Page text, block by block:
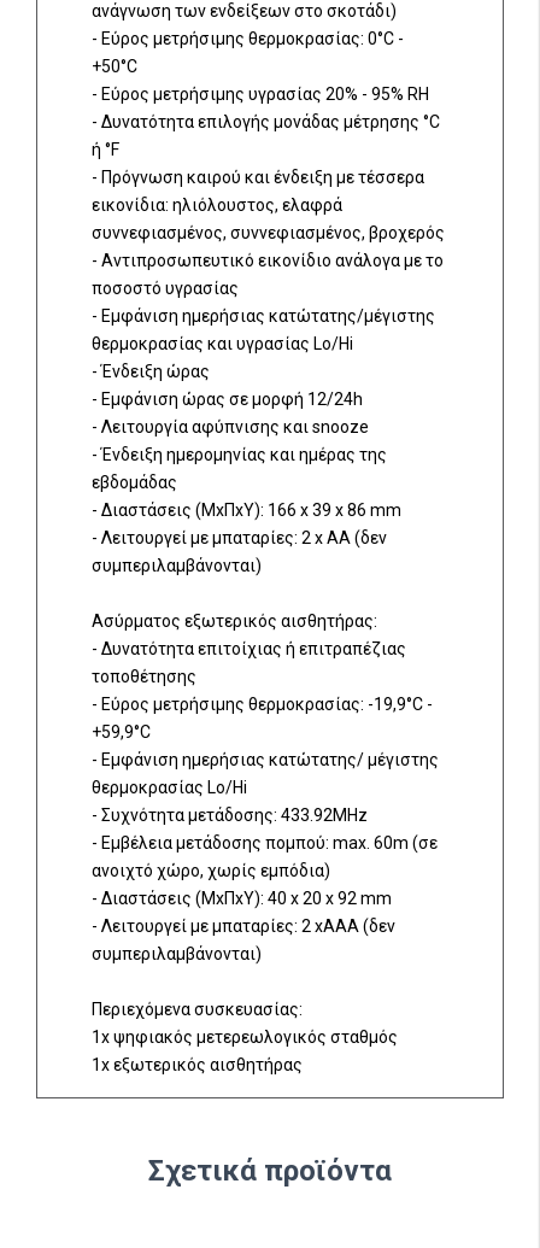
ανάγνωση των ενδείξεων στο σκοτάδι)
- Εύρος μετρήσιμης θερμοκρασίας: 0°C -
+50°C
- Εύρος μετρήσιμης υγρασίας 20% - 95% RH
- Δυνατότητα επιλογής μονάδας μέτρησης °C
ή °F
- Πρόγνωση καιρού και ένδειξη με τέσσερα
εικονίδια: ηλιόλουστος, ελαφρά
συννεφιασμένος, συννεφιασμένος, βροχερός
- Αντιπροσωπευτικό εικονίδιο ανάλογα με το
ποσοστό υγρασίας
- Εμφάνιση ημερήσιας κατώτατης/μέγιστης
θερμοκρασίας και υγρασίας Lo/Hi
- Ένδειξη ώρας
- Εμφάνιση ώρας σε μορφή 12/24h
- Λειτουργία αφύπνισης και snooze
- Ένδειξη ημερομηνίας και ημέρας της
εβδομάδας
- Διαστάσεις (ΜxΠxΥ): 166 x 39 x 86 mm
- Λειτουργεί με μπαταρίες: 2 x AA (δεν
συμπεριλαμβάνονται)
Ασύρματος εξωτερικός αισθητήρας:
- Δυνατότητα επιτοίχιας ή επιτραπέζιας
τοποθέτησης
- Εύρος μετρήσιμης θερμοκρασίας: -19,9°C -
+59,9°C
- Εμφάνιση ημερήσιας κατώτατης/ μέγιστης
θερμοκρασίας Lo/Hi
- Συχνότητα μετάδοσης: 433.92MHz
- Εμβέλεια μετάδοσης πομπού: max. 60m (σε
ανοιχτό χώρο, χωρίς εμπόδια)
- Διαστάσεις (ΜxΠxΥ): 40 x 20 x 92 mm
- Λειτουργεί με μπαταρίες: 2 xAAA (δεν
συμπεριλαμβάνονται)
Περιεχόμενα συσκευασίας:
1x ψηφιακός μετερεωλογικός σταθμός
1x εξωτερικός αισθητήρας
Σχετικά προϊόντα